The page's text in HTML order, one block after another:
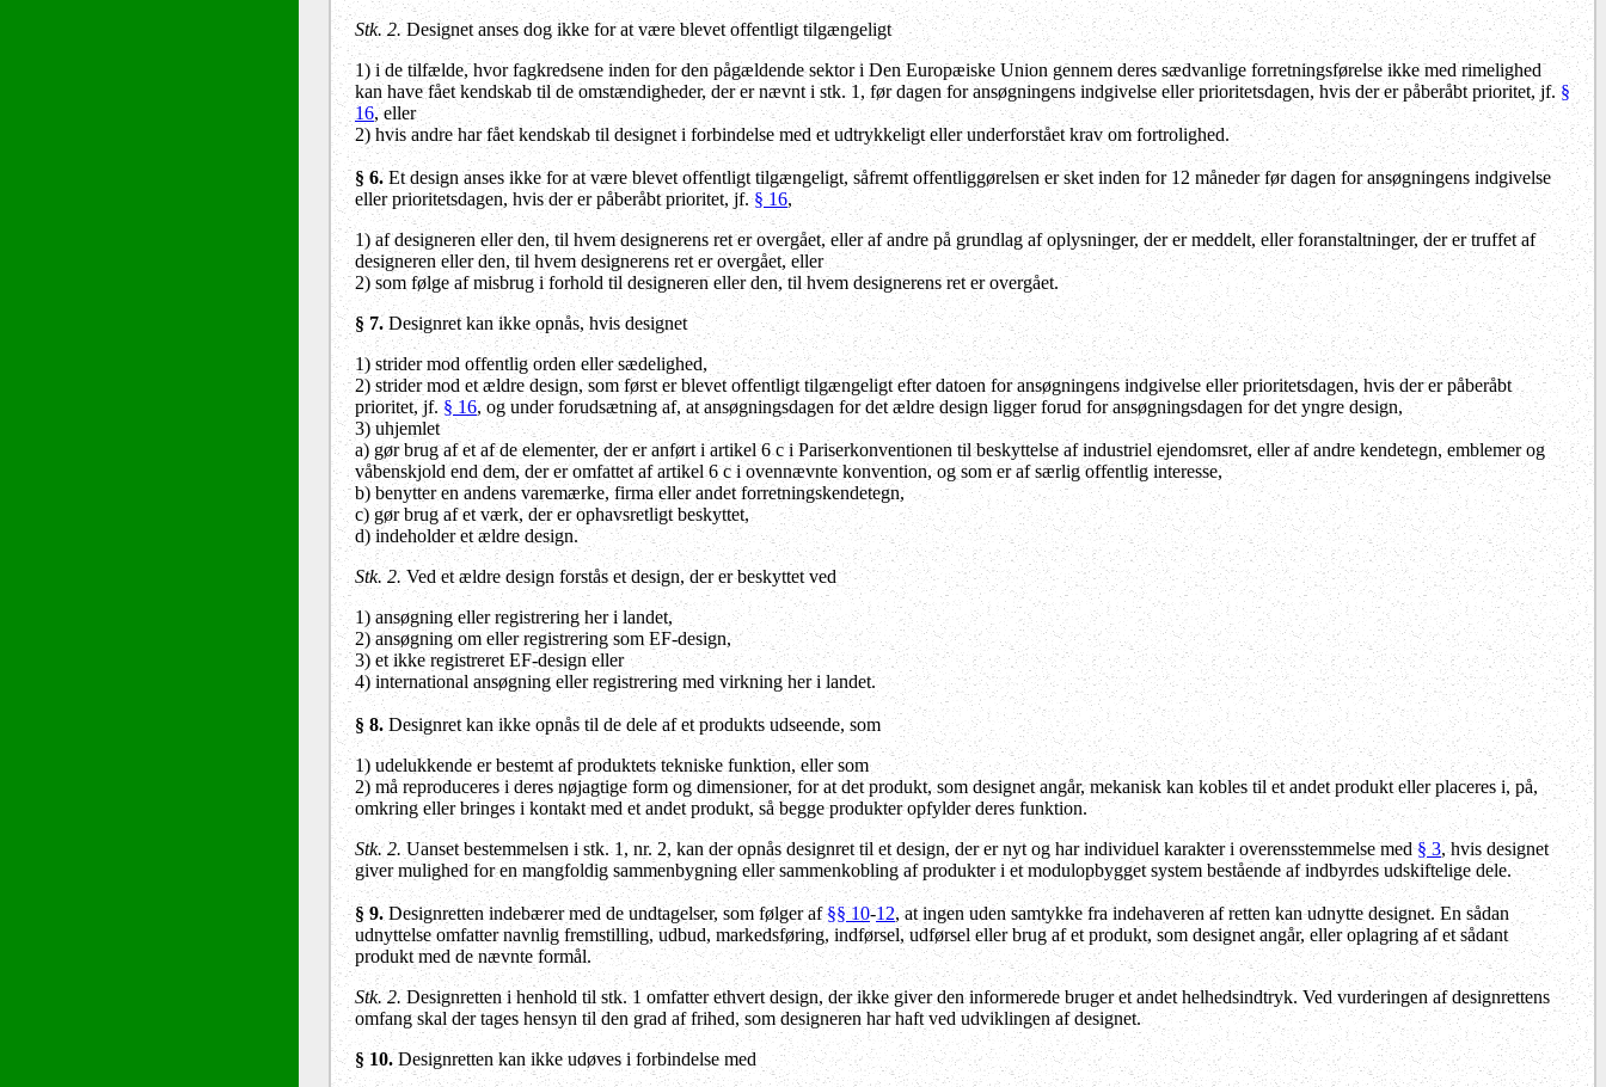
Stk. 2.Designet anses dog ikke for at være blevet offentligt tilgængeligt
1) i de tilfælde, hvor fagkredsene inden for den pågældende sektor i Den Europæiske Union gennem deres sædvanlige forretningsførelse ikke med rimelighed
kan have fået kendskab til de omstændigheder, der er nævnt i stk. 1, før dagen for ansøgningens indgivelse eller prioritetsdagen, hvis der er påberåbt prioritet, jf.§
16, eller
2) hvis andre har fået kendskab til designet i forbindelse med et udtrykkeligt eller underforstået krav om fortrolighed.
§ 6.Et design anses ikke for at være blevet offentligt tilgængeligt, såfremt offentliggørelsen er sket inden for 12 måneder før dagen for ansøgningens indgivelse
eller prioritetsdagen, hvis der er påberåbt prioritet, jf.§ 16,
1) af designeren eller den, til hvem designerens ret er overgået, eller af andre på grundlag af oplysninger, der er meddelt, eller foranstaltninger, der er truffet af
designeren eller den, til hvem designerens ret er overgået, eller
2) som følge af misbrug i forhold til designeren eller den, til hvem designerens ret er overgået.
§ 7. Designret kan ikke opnås, hvis designet
1) strider mod offentlig orden eller sædelighed,
2) strider mod et ældre design, som først er blevet offentligt tilgængeligt efter datoen for ansøgningens indgivelse eller prioritetsdagen, hvis der er påberåbt
prioritet, jf.§ 16, og under forudsætning af, at ansøgningsdagen for det ældre design ligger forud for ansøgningsdagen for det yngre design,
3) uhjemlet
a) gør brug af et af de elementer, der er anført i artikel 6 c i Pariserkonventionen til beskyttelse af industriel ejendomsret, eller af andre kendetegn, emblemer og
våbenskjold end dem, der er omfattet af artikel 6 c i ovennævnte konvention, og som er af særlig offentlig interesse,
b) benytter en andens varemærke, firma eller andet forretningskendetegn,
c) gør brug af et værk, der er ophavsretligt beskyttet,
d) indeholder et ældre design.
Stk. 2. Ved et ældre design forstås et design, der er beskyttet ved
1) ansøgning eller registrering her i landet,
2) ansøgning om eller registrering som EF-design,
3) et ikke registreret EF-design eller
4) international ansøgning eller registrering med virkning her i landet.
§ 8. Designret kan ikke opnås til de dele af et produkts udseende, som
1) udelukkende er bestemt af produktets tekniske funktion, eller som
2) må reproduceres i deres nøjagtige form og dimensioner, for at det produkt, som designet angår, mekanisk kan kobles til et andet produkt eller placeres i, på,
omkring eller bringes i kontakt med et andet produkt, så begge produkter opfylder deres funktion.
Stk. 2. Uanset bestemmelsen i stk. 1, nr. 2, kan der opnås designret til et design, der er nyt og har individuel karakter i overensstemmelse med§ 3, hvis designet
giver mulighed for en mangfoldig sammenbygning eller sammenkobling af produkter i et modulopbygget system bestående af indbyrdes udskiftelige dele.
§ 9. Designretten indebærer med de undtagelser, som følger af§§ 10-12, at ingen uden samtykke fra indehaveren af retten kan udnytte designet. En sådan
udnyttelse omfatter navnlig fremstilling, udbud, markedsføring, indførsel, udførsel eller brug af et produkt, som designet angår, eller oplagring af et sådant
produkt med de nævnte formål.
Stk. 2.Designretten i henhold til stk. 1 omfatter ethvert design, der ikke giver den informerede bruger et andet helhedsindtryk. Ved vurderingen af designrettens
omfang skal der tages hensyn til den grad af frihed, som designeren har haft ved udviklingen af designet.
§ 10.Designretten kan ikke udøves i forbindelse med